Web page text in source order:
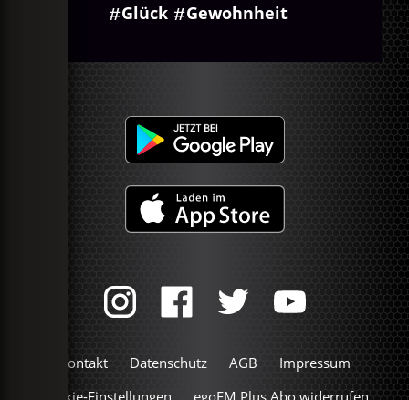
Glück
Gewohnheit
Kontakt Datenschutz AGB
Impressum
Cookie-Einstellungen
egoFM Plus Abo widerrufen